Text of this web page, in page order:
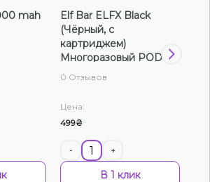
сигарет
mah
Elf Bar ELFX Black
(Чёрный, с
картриджем)
Многоразовый POD
0 Отзывов
Цена:
499₴
- +
В 1 клик